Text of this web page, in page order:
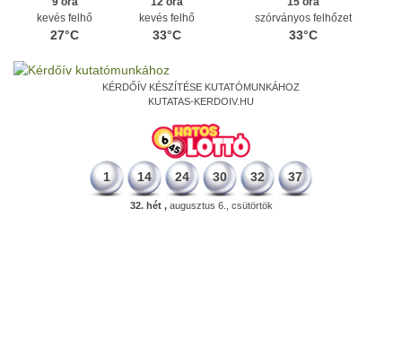
kevés felhő
27°C
kevés felhő
33°C
szórványos felhőzet
33°C
KÉRDŐÍV KÉSZÍTÉSE KUTATÓMUNKÁHOZ
KUTATAS-KERDOIV.HU
1 14 24 30 32 37
32. hét ,augusztus 6., csütörtök